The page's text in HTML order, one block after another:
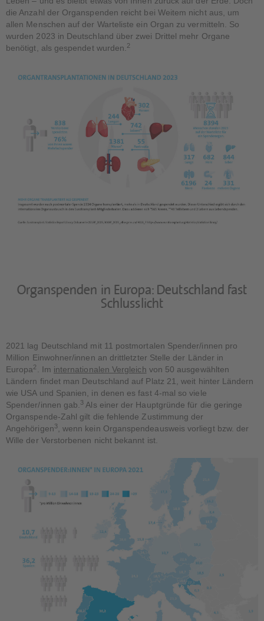
die Anzahl der Organspenden reicht bei Weitem nicht aus, um
allen Menschen auf der Warteliste ein Organ zu vermitteln. So
wurden 2023 in Deutschland über zwei Drittel mehr Organe
benötigt, als gespendet wurden.2
Organspenden in Europa: Deutschland fast
Schlusslicht
2021 lag Deutschland mit 11 postmortalen Spender/innen pro
Million Einwohner/innen an drittletzter Stelle der Länder in
Europa2 . Im internationalen Vergleich von 50 ausgewählten
Ländern findet man Deutschland auf Platz 21, weit hinter Ländern
wie USA und Spanien, in denen es fast 4-mal so viele
Spender/innen gab. 3 Als einer der Hauptgründe für die geringe
Organspende-Zahl gilt die fehlende Zustimmung der
Angehörigen3, wenn kein Organspendeausweis vorliegt bzw. der
Wille der Verstorbenen nicht bekannt ist.